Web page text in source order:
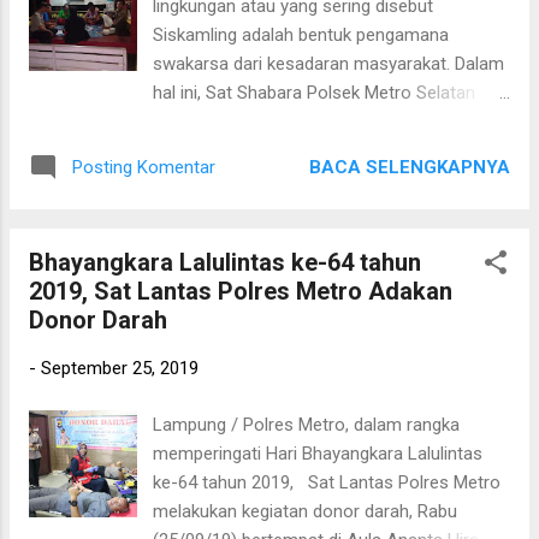
unjuk rasa tersebut dapat kondusif,”.
Sementara itu, Adapun tuntutan aksi unjuk
rasa IMM Kota Metro yaitu, tolak capim KPK
terpilih yang bermasalah, tolak RUU KPK,
yang tidak berpihak terhadap rakyat
Lanjut, Tangani...
lingkungan atau yang sering disebut
Siskamling adalah bentuk pengamana
swakarsa dari kesadaran masyarakat. Dalam
hal ini, Sat Shabara Polsek Metro Selatan
Dalam kegiatan tersebut, personil
tugas ronda senatiasa waspada terhadap
orang yang tidak dikenal dan apa bila
mengetahui adanya pelaku kejahatan agar
ataupun Polres Metro. Sementara itu
mewakili Kapolres Metro AKBP Ganda M.H
Saragih, S.Ik mengatakan "kegiatan sambang
dan pengecekan ini merupakan bentuk dari
patroli dialogis agar terciptanya rasa aman
Posting Komentar BACA SELENGKAPNYA
Bhayangkara Lalulintas ke-64 tahun
2019, Sat Lantas Polres Metro Adakan
Donor Darah
- September 25, 2019
Lampung / Polres Metro, dalam rangka
memperingati Hari Bhayangkara Lalulintas
ke-64 tahun 2019, Sat Lantas Polres Metro
melakukan kegiatan donor darah, Rabu